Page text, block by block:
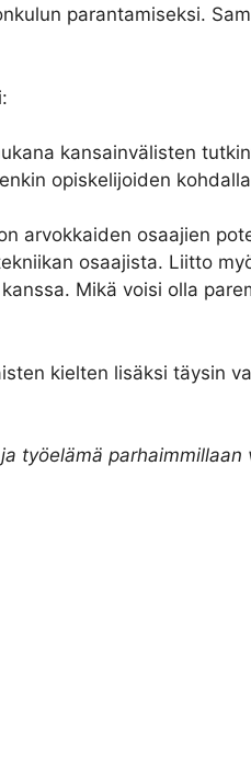
parantamiseksi.
kansainvälisten
opiskelijoiden
arvokkaiden osaajien
osaajista. Liitto
Mikä voisi olla
kielten lisäksi täysin
työelämä